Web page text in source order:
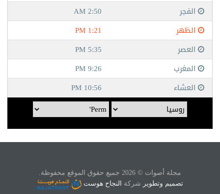
مجلة أصوات © 2026 جميع حقوق الموقع محفوظة.
تصميم وتطوير شركة النجاح هوست